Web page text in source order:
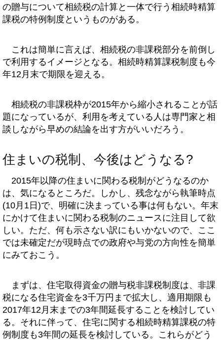
の贈与について相続税の計算と一体で行う相続時精算
課税の特例制度というものがある。
これは簡単に言えば、相続税の非課税部分を前倒し
で利用するイメージとなる。相続時精算課税制度も今
年12月末で期限を迎える。
相続税の非課税枠が2015年から縮小されることが話
題になっているが、利用を考えている人は専門家と相
談しながら早めの結論を出す方がいいだろう。
住まいの税制、今後はどうなる?
2015年以降の住まいに関わる税制がどうなるのか
は、気になるところだ。しかし、残念ながら執筆時点
(10月1日)で、明確に決まっている事は何もない。年末
にかけて住まいに関わる税制のニュースに注目して欲
しい。ただ、何も示さない訳にもいかないので、ここ
では未確定だが現時点での政府や与党の方向性を簡単
にみておこう。
まずは、住宅取得資金の贈与税非課税制度は、非課
税になる住宅資金を3千万円まで拡大し、適用期限も
2017年12月末までの3年間延長することを検討してい
る。それに伴って、住宅に関する相続時精算課税の特
例制度も3年間の延長を検討している。これらがどう